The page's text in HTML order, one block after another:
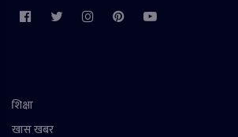
शिक्षा
खास खबर